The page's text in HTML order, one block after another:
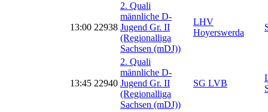
13:00 22938
2. Quali
männliche D-
Jugend Gr. II
(Regionalliga
Sachsen (mDJ))
LHV
Hoyerswerda
13:45 22940
2. Quali
männliche D-
Jugend Gr. II
(Regionalliga
Sachsen (mDJ))
SG LVB